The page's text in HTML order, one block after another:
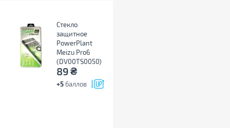
Стекло
защитное
PowerPlant
Meizu Pro6
(DV00TS0050)
89₴
+5 баллов